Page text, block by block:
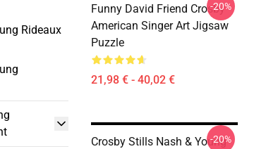
Rideaux
Funny David Friend Crosby
American Singer Art Jigsaw
Puzzle
21,98 € - 40,02 €
-20%
Crosby Stills Nash & Young
-20%